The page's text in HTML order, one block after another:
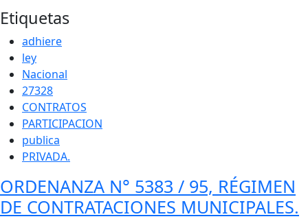
Etiquetas
adhiere
ley
Nacional
27328
CONTRATOS
PARTICIPACION
publica
PRIVADA.
ORDENANZA N° 5383 / 95, RÉGIMEN
DE CONTRATACIONES MUNICIPALES.